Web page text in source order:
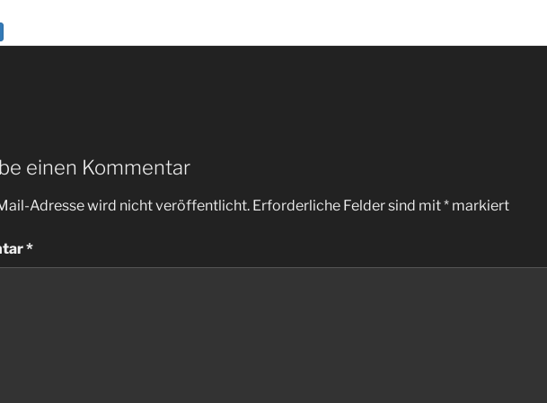
einen Kommentar
Adresse wird nicht veröffentlicht. Erforderliche Felder sind mit* markiert
*